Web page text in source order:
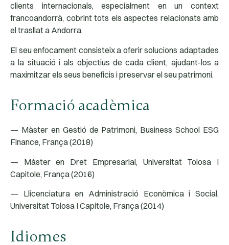
clients internacionals, especialment en un context
francoandorrà, cobrint tots els aspectes relacionats amb
el trasllat a Andorra.
El seu enfocament consisteix a oferir solucions adaptades
a la situació i als objectius de cada client, ajudant-los a
maximitzar els seus beneficis i preservar el seu patrimoni.
Formació acadèmica
— Màster en Gestió de Patrimoni, Business School ESG
Finance, França (2018)
— Màster en Dret Empresarial, Universitat Tolosa I
Capitole, França (2016)
— Llicenciatura en Administració Econòmica i Social,
Universitat Tolosa I Capitole, França (2014)
Idiomes